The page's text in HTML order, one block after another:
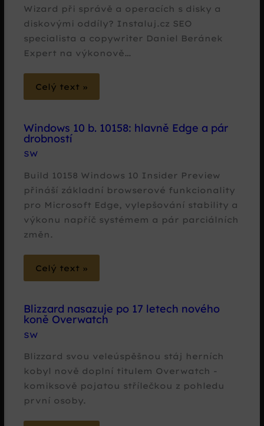
Wizard při správě a operacích s disky a
diskovými oddíly? Instaluj.cz SEO
specialista a copywriter Daniel Beránek
Expert na výkonově…
Celý text »
Windows 10 b. 10158: hlavně Edge a pár
drobností
SW
Build 10158 Windows 10 Insider Preview
přináší základní browserové funkcionality
pro Microsoft Edge, vylepšování stability a
výkonu napříč systémem a pár parciálních
změn.
Celý text »
Blizzard nasazuje po 17 letech nového
koně Overwatch
SW
Blizzard svou veleúspěšnou stáj herních
kobyl nově doplní titulem Overwatch -
komiksově pojatou střílečkou z pohledu
první osoby.